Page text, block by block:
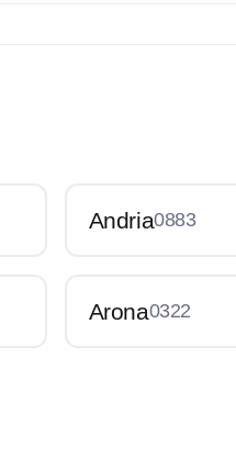
Andria0883
Arona0322